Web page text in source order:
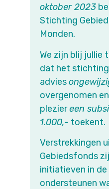
oktober 2023
Stichting
Monden.
We zijn blij jullie
dat het
advies
overgenomen
pleziereen
1.000,- toekent.
Verstrekkingen
Gebiedsfonds
initiatieven in
ondersteunen